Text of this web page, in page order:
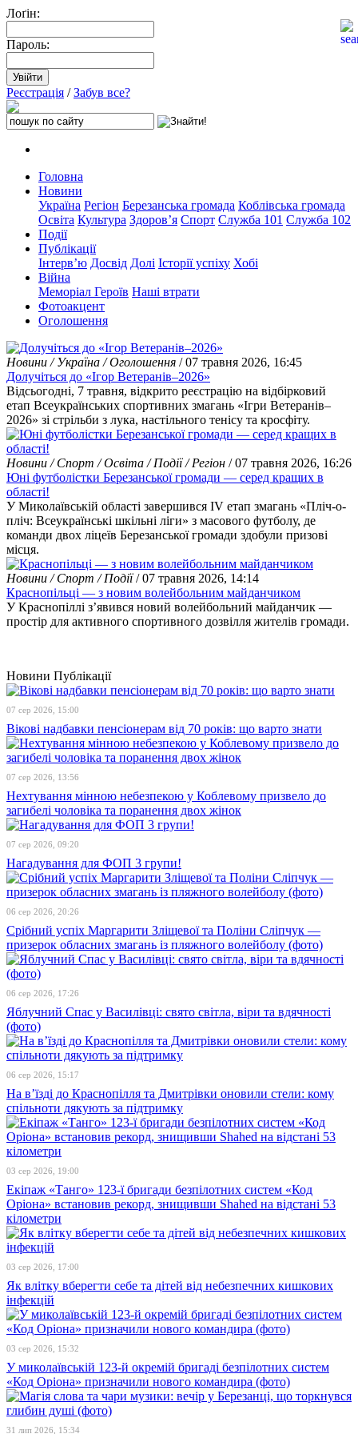
Лоґін:
Пароль:
Реєстрація /Забув все?
Головна
Новини
Україна Регіон Березанська громада Коблівська громада
Освіта Культура Здоров’я Спорт Служба 101 Служба 102
Події
Публікації
Інтерв’ю Досвід Долі Історії успіху Хобі
Війна
Меморіал Героїв Наші втрати
Фотоакцент
Оголошення
Новини / Україна / Оголошення / 07 травня 2026, 16:45
Долучіться до «Ігор Ветеранів–2026»
Відсьогодні, 7 травня, відкрито реєстрацію на відбірковий
етап Всеукраїнських спортивних змагань «Ігри Ветеранів–
2026» зі стрільби з лука, настільного тенісу та кросфіту.
Новини / Спорт / Освіта / Події / Регіон / 07 травня 2026, 16:26
Юні футболістки Березанської громади — серед кращих в
області!
У Миколаївській області завершився IV етап змагань «Пліч-о-
пліч: Всеукраїнські шкільні ліги» з масового футболу, де
команди двох ліцеїв Березанської громади здобули призові
місця.
Новини / Спорт / Події/ 07 травня 2026, 14:14
Краснопільці — з новим волейбольним майданчиком
У Краснопіллі з’явився новий волейбольний майданчик —
простір для активного спортивного дозвілля жителів громади.
Новини Публікації
07 сер 2026, 15:00
Вікові надбавки пенсіонерам від 70 років: що варто знати
07 сер 2026, 13:56
Нехтування мінною небезпекою у Коблевому призвело до
загибелі чоловіка та поранення двох жінок
07 сер 2026, 09:20
Нагадування для ФОП 3 групи!
06 сер 2026, 20:26
Срібний успіх Маргарити Зліщевої та Поліни Сліпчук —
призерок обласних змагань із пляжного волейболу (фото)
06 сер 2026, 17:26
Яблучний Спас у Василівці: свято світла, віри та вдячності
(фото)
06 сер 2026, 15:17
На в’їзді до Краснопілля та Дмитрівки оновили стели: кому
спільноти дякують за підтримку
03 сер 2026, 19:00
Екіпаж «Танго» 123-ї бригади безпілотних систем «Код
Оріона» встановив рекорд, знищивши Shahed на відстані 53
кілометри
03 сер 2026, 17:00
Як влітку вберегти себе та дітей від небезпечних кишкових
інфекцій
03 сер 2026, 15:32
У миколаївській 123-й окремій бригаді безпілотних систем
«Код Оріона» призначили нового командира (фото)
31 лип 2026, 15:34